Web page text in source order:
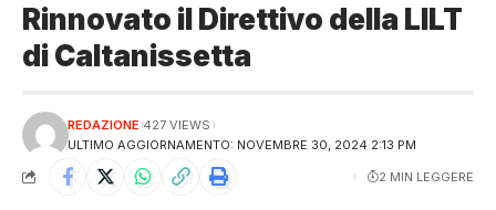
Rinnovato il Direttivo della LILT
di Caltanissetta
ULTIMO AGGIORNAMENTO: NOVEMBRE 30, 2024 2:13 PM
REDAZIONE 427 VIEWS
2 MIN LEGGERE